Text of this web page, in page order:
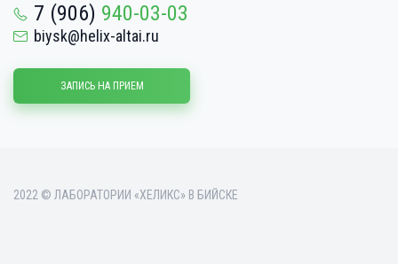
7 (906) 940-03-03
biysk@helix-altai.ru
ЗАПИСЬ НА ПРИЕМ
2022 © ЛАБОРАТОРИИ «ХЕЛИКС» В БИЙСКЕ